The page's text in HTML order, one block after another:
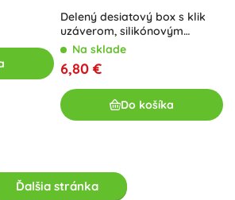
Delený desiatový box s klik
uzáverom, silikónovým
tesnením, 21 × 14 cm
Na sklade
6,80 €
Do košíka
Ďalšia stránka